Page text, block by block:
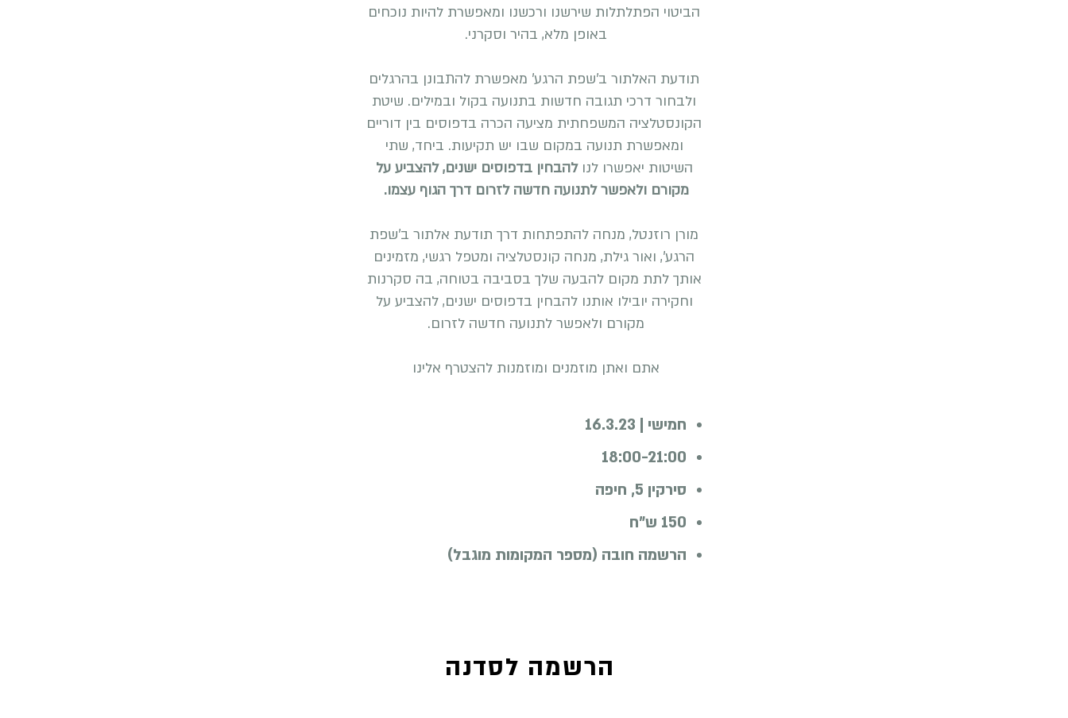
הביטוי הפתלתלות שירשנו ורכשנו ומאפשרת להיות נוכחים
באופן מלא, בהיר וסקרני.
תודעת האלתור ב'שפת הרגע' מאפשרת להתבונן בהרגלים
ולבחור דרכי תגובה חדשות בתנועה בקול ובמילים. שיטת
הקונסטלציה המשפחתית מציעה הכרה בדפוסים בין דוריים
ומאפשרת תנועה במקום שבו יש תקיעות. ביחד, שתי
השיטות יאפשרו לנולהבחין בדפוסים ישנים, להצביע על
מקורם ולאפשר לתנועה חדשה לזרום דרך הגוף עצמו.
מורן רוזנטל, מנחה להתפתחות דרך תודעת אלתור ב'שפת
הרגע', ואור גילת, מנחה קונסטלציה ומטפל רגשי, מזמינים
אותך לתת מקום להבעה שלך בסביבה בטוחה, בה סקרנות
וחקירה יובילו אותנו להבחין בדפוסים ישנים, להצביע על
מקורם ולאפשר לתנועה חדשה לזרום.
אתם ואתן מוזמנים ומוזמנות להצטרף אלינו
חמישי | 16.3.23
18:00-21:00
סירקין 5, חיפה
150 ש"ח
הרשמה חובה (מספר המקומות מוגבל)
הרשמה לסדנה